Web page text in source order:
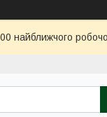
найближчого